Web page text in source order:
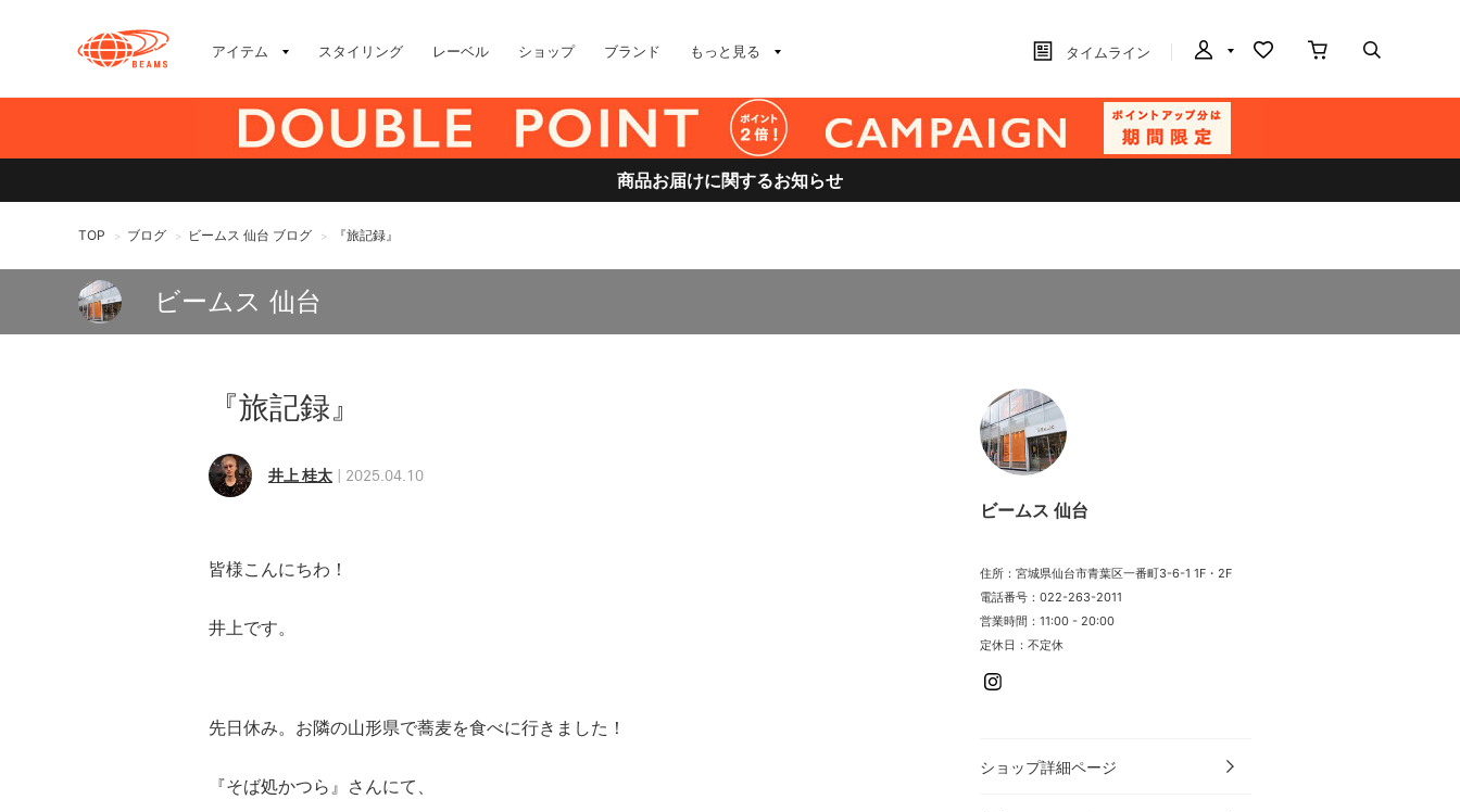
アイテム スタイリング レーベル ショップ ブランド もっと見る タイムライン
商品お届けに関するお知らせ
TOP > ブログ > ビームス 仙台 ブログ > 『旅記録』
ビームス 仙台
『旅記録』
井上 桂太 2025.04.10
皆様こんにちわ！
井上です。
先日休み。お隣の山形県で蕎麦を食べに行きました！
『そば処かつら』さんにて、
ビームス 仙台
住所：宮城県仙台市青葉区一番町3-6-1 1F・2F
電話番号：022-263-2011
営業時間：11:00 - 20:00
定休日：不定休
ショップ詳細ページ